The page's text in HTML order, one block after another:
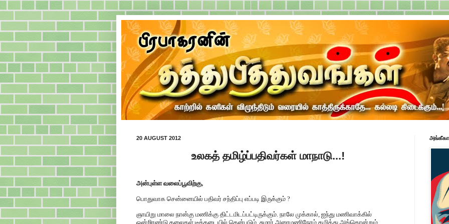
20 AUGUST 2012
உலகத் தமிழ்ப்பதிவர்கள் மாநாடு...!
அன்புள்ள வலைப்பூவிற்கு,
பொதுவாக சென்னையில் பதிவர் சந்திப்பு எப்படி இருக்கும் ?
ஞாயிறு மாலை நான்கு மணிக்கு திட்டமிடப்பட்டிருக்கும். நாலே முக்கால், ஐந்து மணிவாக்கில்
ஒன்றிரண்டு தலைகள் டீக்கடையில் தென்படும். சுமார் அரைமணிநேரம் கழித்து அங்கொன்றும்